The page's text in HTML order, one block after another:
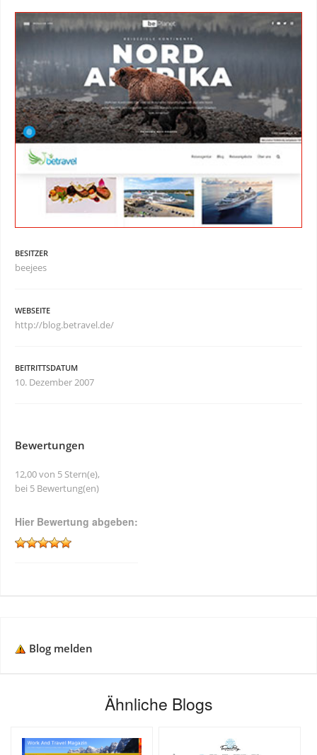
BESITZER
beejees
WEBSEITE
http://blog.betravel.de/
BEITRITTSDATUM
10. Dezember 2007
Bewertungen
12,00 von 5 Stern(e),
bei 5 Bewertung(en)
Hier Bewertung abgeben:
Blog melden
Ähnliche Blogs